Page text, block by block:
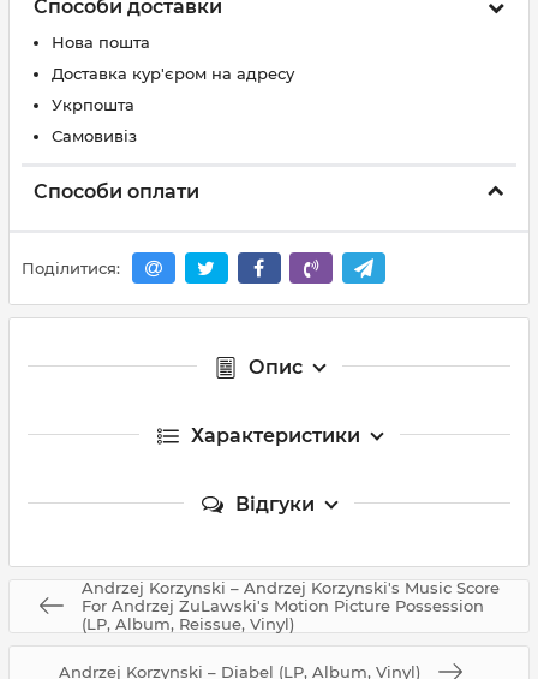
Способи доставки
Нова пошта
Доставка кур'єром на адресу
Укрпошта
Самовивіз
Способи оплати
Поділитися:
Опис
Характеристики
Відгуки
Andrzej Korzynski – Andrzej Korzynski's Music Score
For Andrzej ZuLawski's Motion Picture Possession
(LP, Album, Reissue, Vinyl)
Andrzej Korzynski – Diabel (LP, Album, Vinyl)